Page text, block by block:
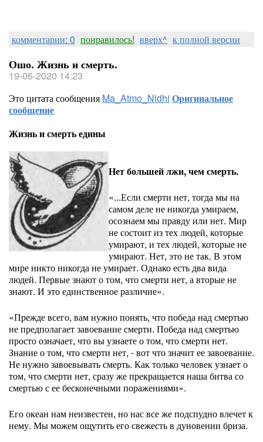
комментарии: 0 понравилось! вверх^ к полной версии
Ошо. Жизнь и смерть.
19-06-2020 14:23
Это цитата сообщения Ma_Atmo_Nidhi Оригинальное
сообщение
Жизнь и смерть едины
Нет большей лжи, чем смерть.
«...Если смерти нет, тогда мы на
самом деле не никогда умираем,
осознаем мы правду или нет. Мир
не состоит из тех людей, которые
умирают, и тех людей, которые не
умирают. Нет, это не так. В этом
мире никто никогда не умирает. Однако есть два вида
людей. Первые знают о том, что смерти нет, а вторые не
знают. И это единственное различие».
«Прежде всего, вам нужно понять, что победа над смертью
не предполагает завоевание смерти. Победа над смертью
просто означает, что вы узнаете о том, что смерти нет.
Знание о том, что смерти нет, - вот что значит ее завоевание.
Не нужно завоевывать смерть. Как только человек узнает о
том, что смерти нет, сразу же прекращается наша битва со
смертью с ее бесконечными поражениями».
Его океан нам неизвестен, но нас все же подспудно влечет к
нему. Мы можем ощутить его свежесть в дуновении бриза.